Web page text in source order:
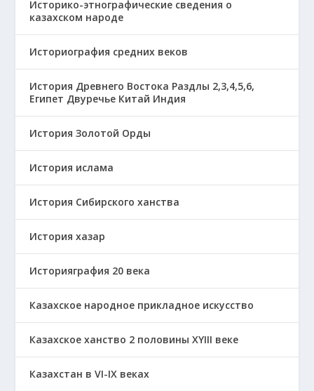
Историко-этнографические сведения о
казахском народе
Историография средних веков
История Древнего Востока Раздлы 2,3,4,5,6,
Египет Двуречье Китай Индия
История Золотой Орды
История ислама
История Сибирского ханства
История хазар
Историяграфия 20 века
Казахское народное прикладное искусство
Казахское ханство 2 половины ХҮІІІ веке
Казахстан в VI-IX веках